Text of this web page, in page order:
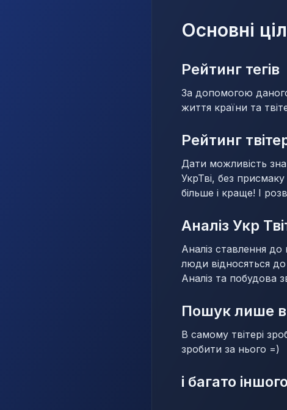
Основні
Рейтинг тегів
За допомогою
життя країни та
Рейтинг
Дати можливість
УкрТві, без
більше і краще! І
Аналіз Укр
Аналіз ставлення
люди відносяться
Аналіз та побудова
Пошук лише в
В самому твітері
зробити за нього =)
і багато